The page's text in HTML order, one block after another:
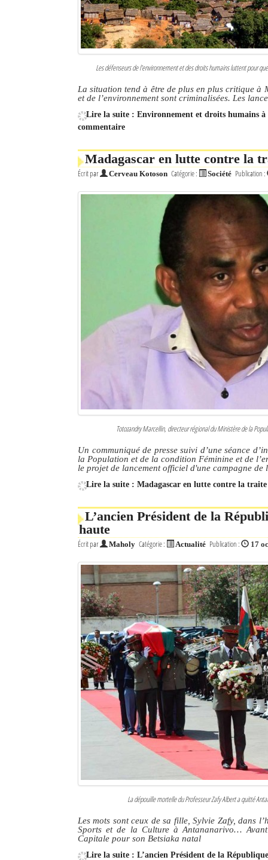
Les défenseurs de l'environnement et des droits humains luttent pour
La situation tend à être de plus en plus critique à
et de l’environnement sont criminalisées. Les
Lire la suite : Environnement et droits humains à
commentaire
Madagascar en lutte contre la
Écrit par Cerveau Kotoson Catégorie : Société Publication :
Totozandry Marcellin, directeur régional du Ministère de la
Un communiqué de presse suivi d’une séance
la Population et de la condition Féminine et de
le projet de lancement officiel d'une campagne
Lire la suite : Madagascar en lutte contre la traite
L’ancien Président de la
haute
Écrit par Maholy Catégorie : Actualité Publication : 17
La dépouille mortelle du Professeur Zafy Albert a quitté
Les mots sont ceux de sa fille, Sylvie Zafy, dans
Sports et de la Culture à Antananarivo…
Capitale pour son Betsiaka natal
Lire la suite : L’ancien Président de la